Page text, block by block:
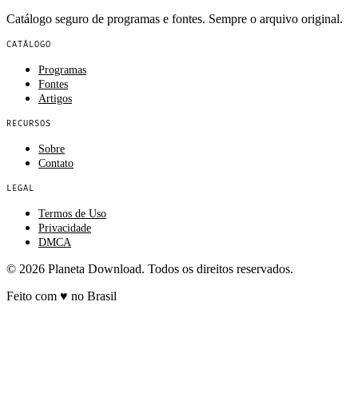
Catálogo seguro de programas e fontes. Sempre o arquivo original.
CATÁLOGO
Programas
Fontes
Artigos
RECURSOS
Sobre
Contato
LEGAL
Termos de Uso
Privacidade
DMCA
© 2026 Planeta Download. Todos os direitos reservados.
Feito com ♥ no Brasil